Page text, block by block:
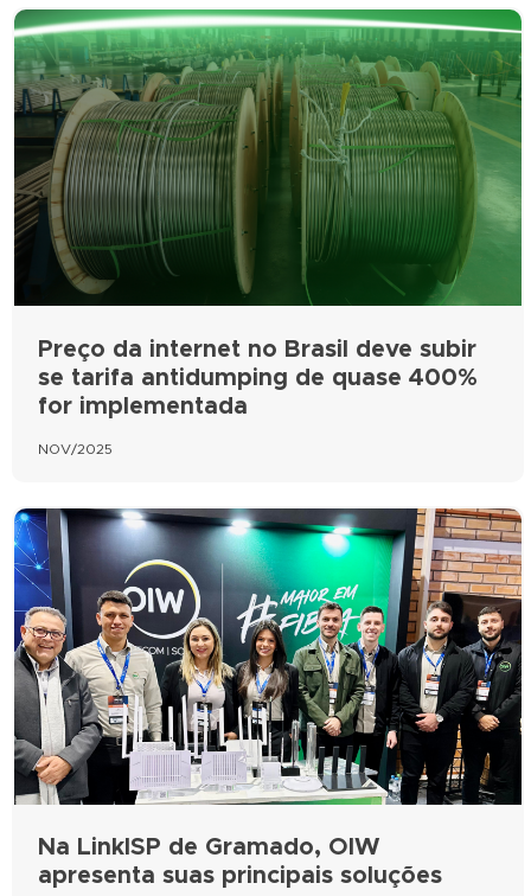
Preço da internet no Brasil deve subir
se tarifa antidumping de quase 400%
for implementada
NOV/2025
Na LinkISP de Gramado, OIW
apresenta suas principais soluções